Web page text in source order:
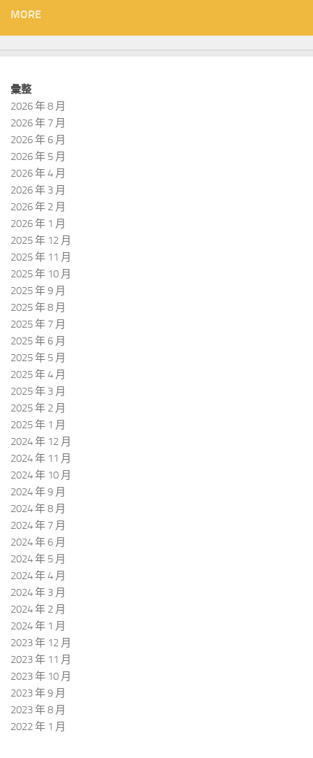
MORE
彙整
2026 年 8 月
2026 年 7 月
2026 年 6 月
2026 年 5 月
2026 年 4 月
2026 年 3 月
2026 年 2 月
2026 年 1 月
2025 年 12 月
2025 年 11 月
2025 年 10 月
2025 年 9 月
2025 年 8 月
2025 年 7 月
2025 年 6 月
2025 年 5 月
2025 年 4 月
2025 年 3 月
2025 年 2 月
2025 年 1 月
2024 年 12 月
2024 年 11 月
2024 年 10 月
2024 年 9 月
2024 年 8 月
2024 年 7 月
2024 年 6 月
2024 年 5 月
2024 年 4 月
2024 年 3 月
2024 年 2 月
2024 年 1 月
2023 年 12 月
2023 年 11 月
2023 年 10 月
2023 年 9 月
2023 年 8 月
2022 年 1 月